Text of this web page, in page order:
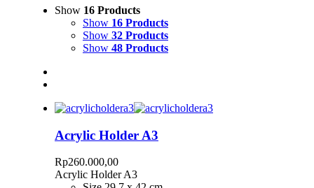
Show 16 Products
Show 16 Products
Show 32 Products
Show 48 Products
Acrylic Holder A3
Rp260.000,00
Acrylic Holder A3